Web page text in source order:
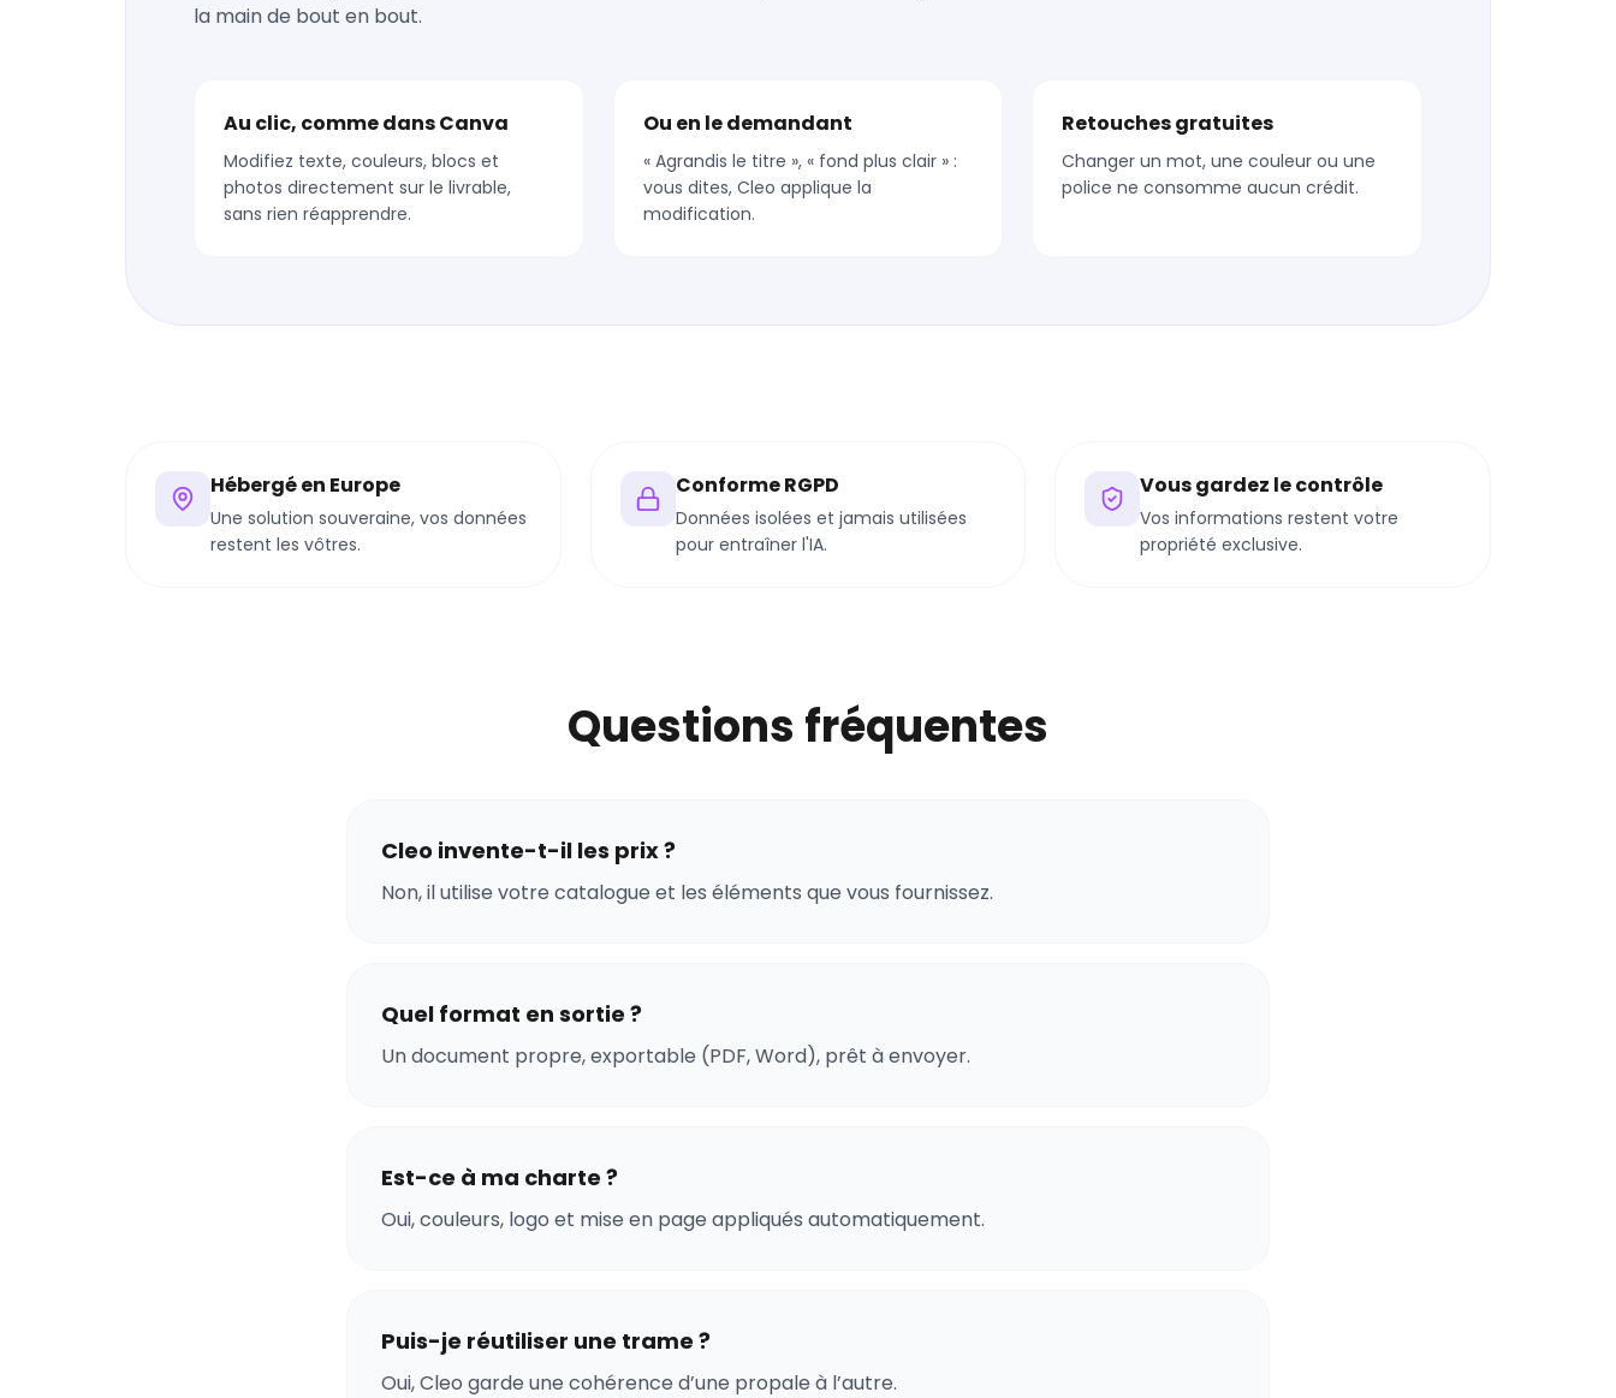
la main de bout en bout.
Au clic, comme dans Canva
Modifiez texte, couleurs, blocs et
photos directement sur le livrable,
sans rien réapprendre.
Ou en le demandant
« Agrandis le titre », « fond plus clair » :
vous dites, Cleo applique la
modification.
Retouches gratuites
Changer un mot, une couleur ou une
police ne consomme aucun crédit.
Hébergé en Europe
Une solution souveraine, vos données
restent les vôtres.
Conforme RGPD
Données isolées et jamais utilisées
pour entraîner l'IA.
Vous gardez le contrôle
Vos informations restent votre
propriété exclusive.
Questions fréquentes
Cleo invente-t-il les prix ?
Non, il utilise votre catalogue et les éléments que vous fournissez.
Quel format en sortie ?
Un document propre, exportable (PDF, Word), prêt à envoyer.
Est-ce à ma charte ?
Oui, couleurs, logo et mise en page appliqués automatiquement.
Puis-je réutiliser une trame ?
Oui, Cleo garde une cohérence d’une propale à l’autre.